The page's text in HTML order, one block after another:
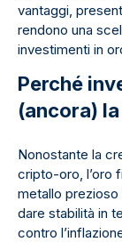
vantaggi,
rendono una
investimenti in
Perché
(ancora)
Nonostante la
cripto-oro, l’oro
metallo prezioso
dare stabilità in
contro